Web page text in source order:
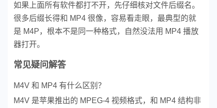
如果上面所有软件都打不开，先仔细核对文件后缀名。
很多后缀长得和 MP4 很像，容易看走眼，最典型的就
是 M4P，根本不是同一种格式，自然没法用 MP4 播放
器打开。
常见疑问解答
M4V 和 MP4 有什么区别？
M4V 是苹果推出的 MPEG-4 视频格式，和 MP4 结构非